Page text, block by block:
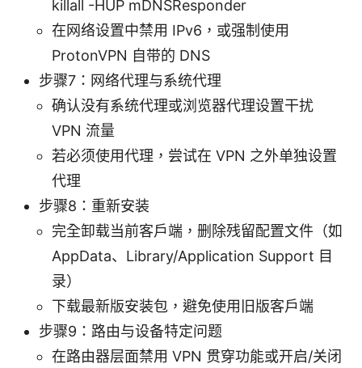
killall -HUP mDNSResponder
在网络设置中禁用 IPv6，或强制使用
ProtonVPN 自带的 DNS
步骤7：网络代理与系统代理
确认没有系统代理或浏览器代理设置干扰
VPN 流量
若必须使用代理，尝试在 VPN 之外单独设置
代理
步骤8：重新安装
完全卸载当前客户端，删除残留配置文件（如
AppData、Library/Application Support 目
录）
下载最新版安装包，避免使用旧版客户端
步骤9：路由与设备特定问题
在路由器层面禁用 VPN 贯穿功能或开启/关闭